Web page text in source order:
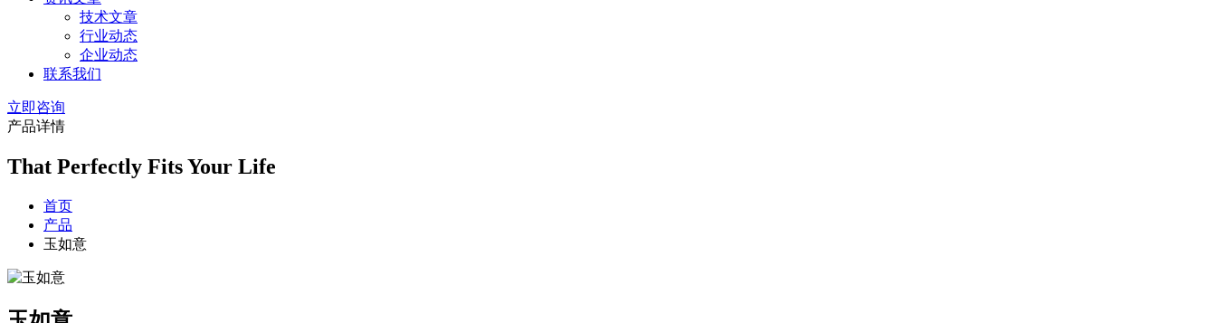
技术文章
行业动态
企业动态
联系我们
立即咨询
产品详情
That Perfectly Fits Your Life
首页
产品
玉如意